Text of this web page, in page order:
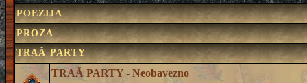
POEZIJA
PROZA
TRAĂ PARTY
TRAĂ PARTY - Neobavezno